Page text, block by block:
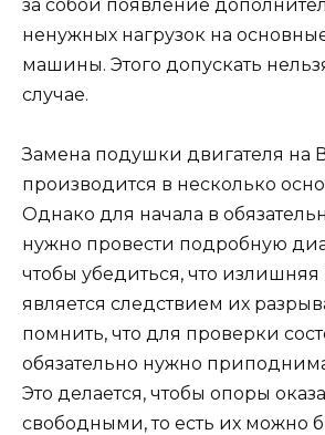
за собой появление
ненужных нагрузок на
машины. Этого допускать
случае.
Замена подушки двигателя на
производится в несколько
Однако для начала в
нужно провести подробную
чтобы убедиться, что
является следствием их
помнить, что для проверки
обязательно нужно
Это делается, чтобы опоры
свободными, то есть их можно